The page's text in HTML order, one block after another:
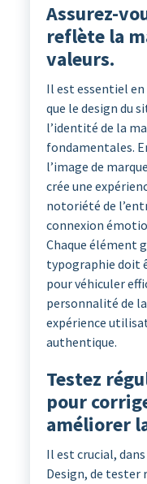
Assurez-
reflète la
valeurs.
Il est essentiel en
que le design du
l’identité de la
fondamentales.
l’image de
crée une
notoriété de
connexion
Chaque élément
typographie doit
pour véhiculer
personnalité de
expérience
authentique.
Testez
pour
améliorer
Il est crucial,
Design, de